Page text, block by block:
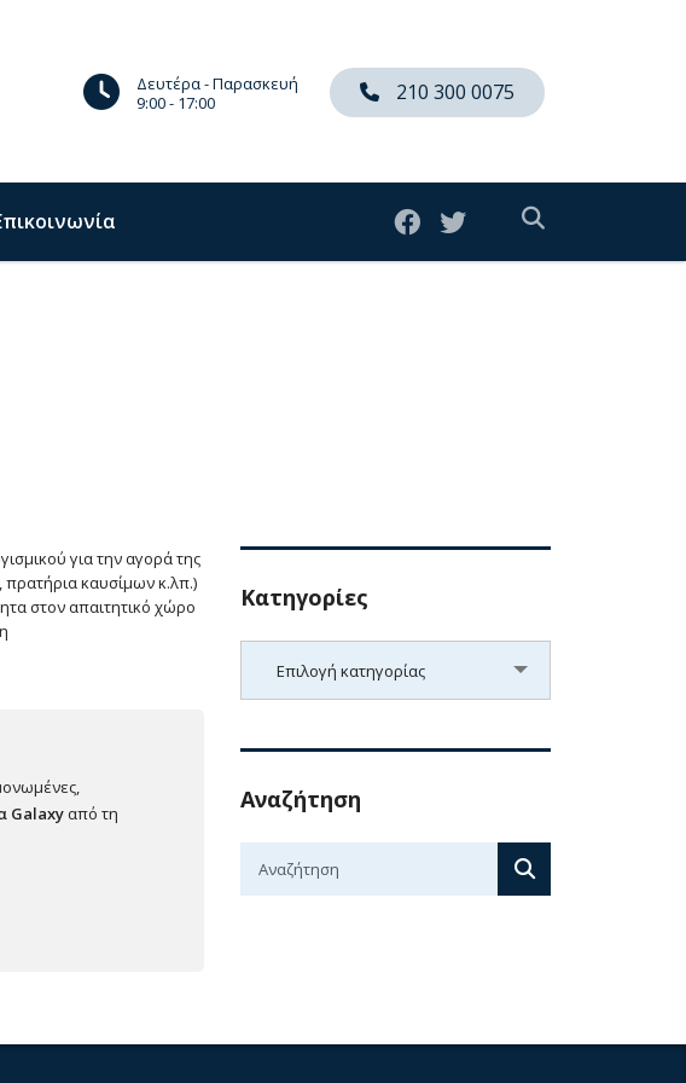
Δευτέρα - Παρασκευή
9:00 - 17:00
210 300 0075
για την αγορά της
πρατήρια καυσίμων κ.λπ.)
στον απαιτητικό χώρο
Galaxyαπό τη
Kατηγορίες
Επιλογή κατηγορίας
Αναζήτηση